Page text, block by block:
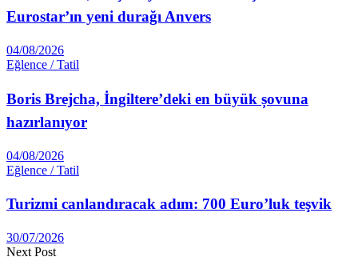
Eurostar’ın yeni durağı Anvers
04/08/2026
Eğlence / Tatil
Boris Brejcha, İngiltere’deki en büyük șovuna
hazırlanıyor
04/08/2026
Eğlence / Tatil
Turizmi canlandıracak adım: 700 Euro’luk teşvik
30/07/2026
Next Post